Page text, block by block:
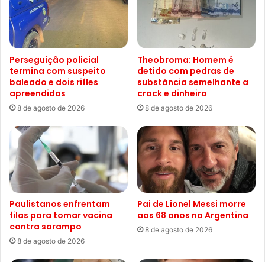
Perseguição policial
termina com suspeito
baleado e dois rifles
apreendidos
8 de agosto de 2026
Theobroma: Homem é
detido com pedras de
substância semelhante a
crack e dinheiro
8 de agosto de 2026
Paulistanos enfrentam
filas para tomar vacina
contra sarampo
8 de agosto de 2026
Pai de Lionel Messi morre
aos 68 anos na Argentina
8 de agosto de 2026